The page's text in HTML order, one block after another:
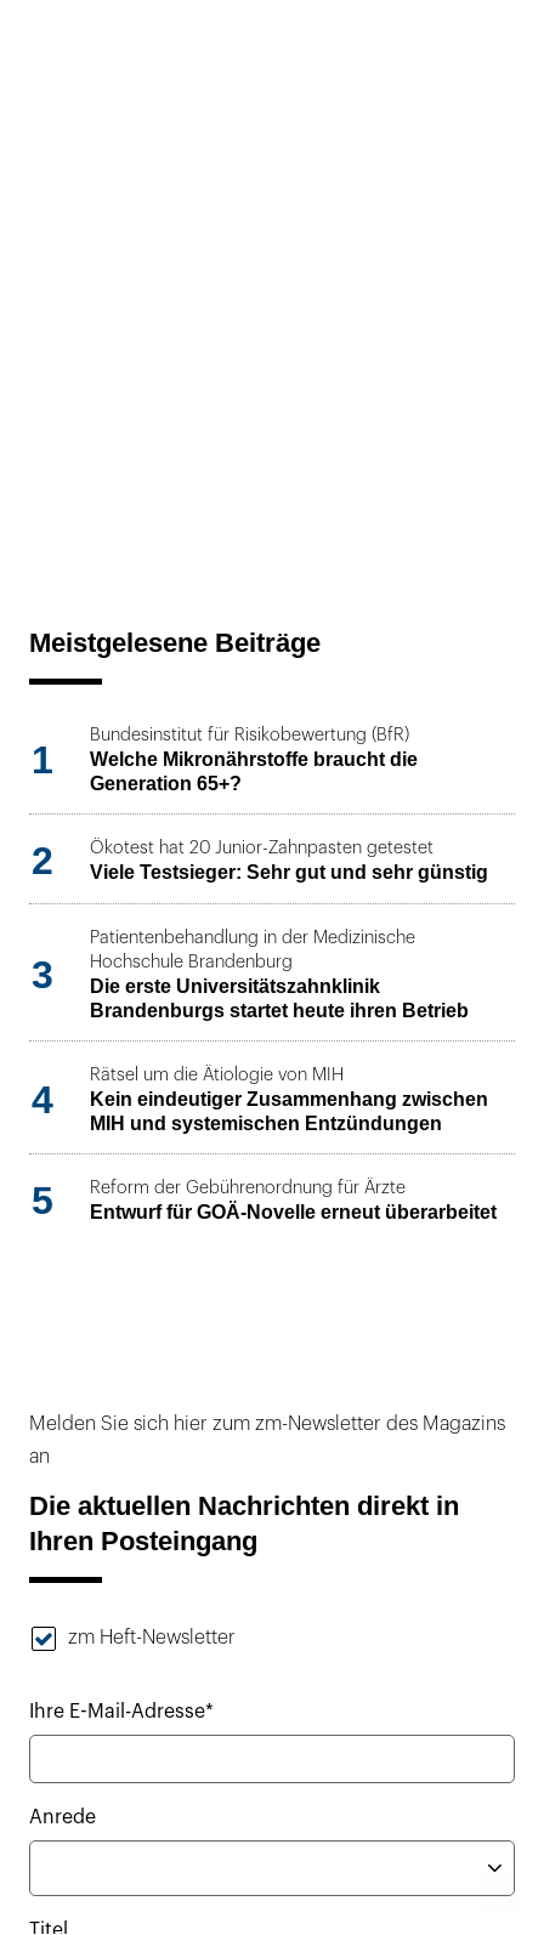
Meistgelesene Beiträge
1
Bundesinstitut für Risikobewertung (BfR)
Welche Mikronährstoffe braucht die
Generation 65+?
2 Ökotest hat 20 Junior-Zahnpasten getestet
Viele Testsieger: Sehr gut und sehr günstig
3
Patientenbehandlung in der Medizinische
Hochschule Brandenburg
Die erste Universitätszahnklinik
Brandenburgs startet heute ihren Betrieb
4
Rätsel um die Ätiologie von MIH
Kein eindeutiger Zusammenhang zwischen
MIH und systemischen Entzündungen
5 Reform der Gebührenordnung für Ärzte
Entwurf für GOÄ-Novelle erneut überarbeitet
Melden Sie sich hier zum zm-Newsletter des Magazins
an
Die aktuellen Nachrichten direkt in
Ihren Posteingang
zm Heft-Newsletter
Ihre E-Mail-Adresse*
Anrede
Titel